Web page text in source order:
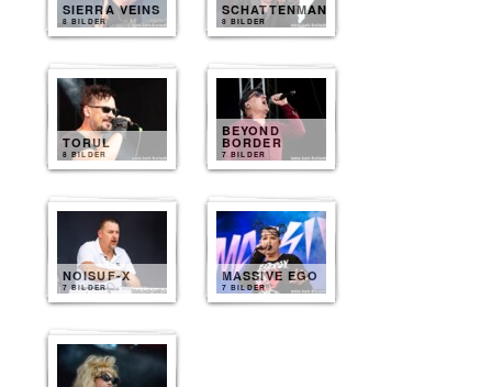
SIERRA VEINS
8 BILDER
SCHATTENMANN
8 BILDER
TORUL
8 BILDER
BEYOND
BORDER
7 BILDER
NOISUF-X
7 BILDER
MASSIVE EGO
7 BILDER